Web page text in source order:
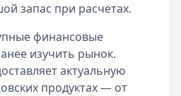
запас при расчетах.
финансовые
изучить рынок.
актуальную
продуктах — от